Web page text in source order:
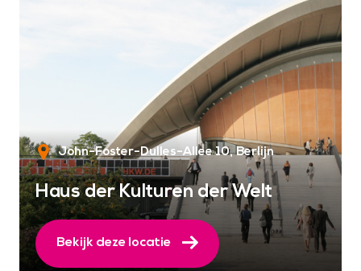
John-Foster-Dulles-Allee 10 Berlijn
Haus der Kulturen der Welt
Bekijk deze locatie